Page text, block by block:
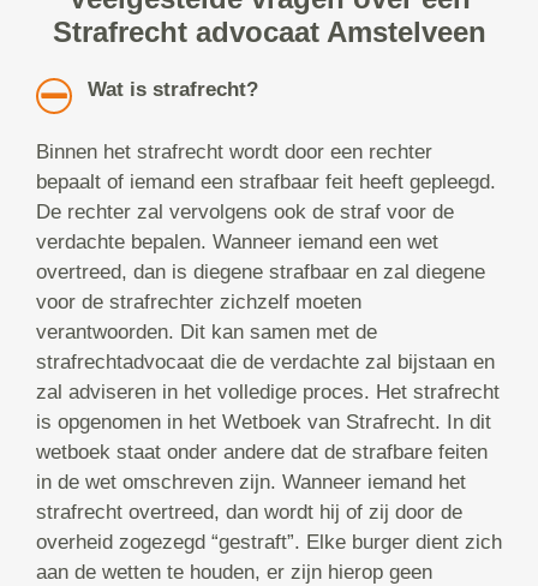
Strafrecht advocaat Amstelveen
Wat is strafrecht?
Binnen het strafrecht wordt door een rechter
bepaalt of iemand een strafbaar feit heeft gepleegd.
De rechter zal vervolgens ook de straf voor de
verdachte bepalen. Wanneer iemand een wet
overtreed, dan is diegene strafbaar en zal diegene
voor de strafrechter zichzelf moeten
verantwoorden. Dit kan samen met de
strafrechtadvocaat die de verdachte zal bijstaan en
zal adviseren in het volledige proces. Het strafrecht
is opgenomen in het Wetboek van Strafrecht. In dit
wetboek staat onder andere dat de strafbare feiten
in de wet omschreven zijn. Wanneer iemand het
strafrecht overtreed, dan wordt hij of zij door de
overheid zogezegd “gestraft”. Elke burger dient zich
aan de wetten te houden, er zijn hierop geen